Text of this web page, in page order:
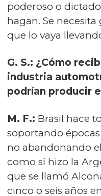
poderoso o
hagan. Se
que lo vaya
G. S.: ¿Cómo
industria
podrían producir
M. F.: Brasil hace
soportando
no abandonando
como sí hizo la
que se llamó
cinco o seis años